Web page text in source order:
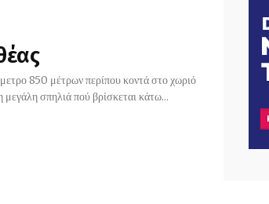
850 μέτρων περίπου κοντά στο χωριό
σπηλιά πού βρίσκεται κάτω...